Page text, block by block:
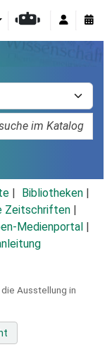
Bibliotheken
Zeitschriften
Medienportal
Ausstellung in